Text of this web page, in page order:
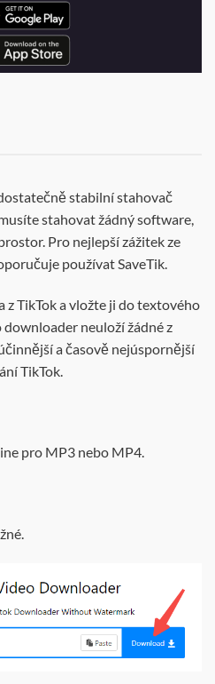
stabilní stahovač
stahovat žádný software,
Pro nejlepší zážitek ze
používat SaveTik.
z TikTok a vložte ji do textového
downloader neuloží žádné z
a časově nejúspornější
TikTok.
pro MP3 nebo MP4.